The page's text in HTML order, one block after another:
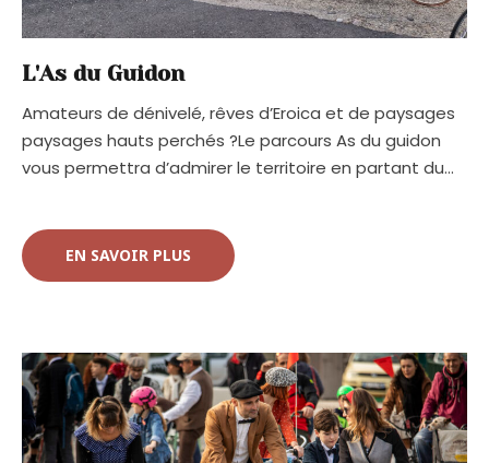
L'As du Guidon
Amateurs de dénivelé, rêves d’Eroica et de paysages
paysages hauts perchés ?Le parcours As du guidon
vous permettra d’admirer le territoire en partant du…
EN SAVOIR PLUS